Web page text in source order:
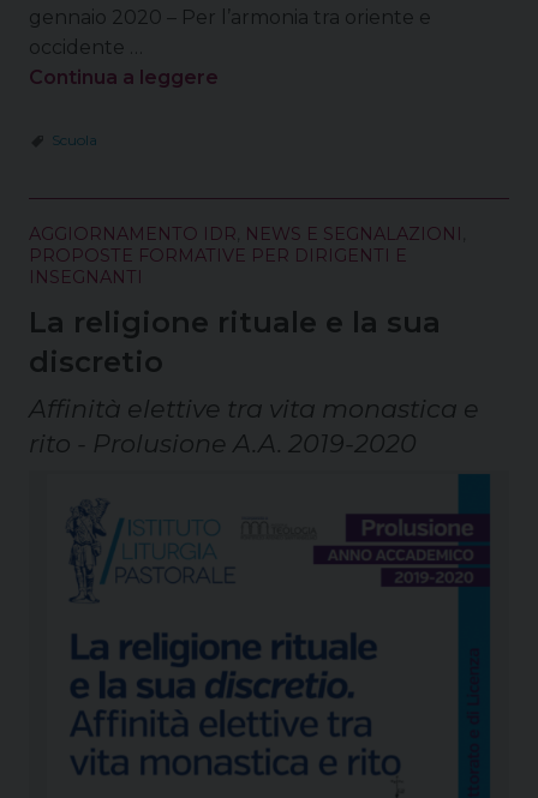
gennaio 2020 – Per l’armonia tra oriente e
occidente …
Continua a leggere
Scuola
AGGIORNAMENTO IDR NEWS E SEGNALAZIONI
PROPOSTE FORMATIVE PER DIRIGENTI E
INSEGNANTI
La religione rituale e la sua
discretio
Affinità elettive tra vita monastica e
rito - Prolusione A.A. 2019-2020